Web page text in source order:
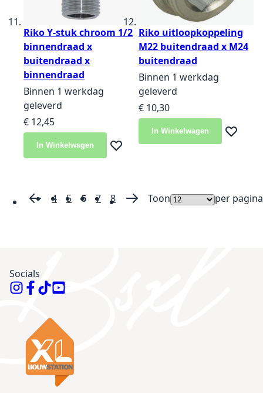
Riko Y-stuk chroom 1/2
binnendraad x
buitendraad x
binnendraad
Binnen 1 werkdag
geleverd
€ 12,45
In Winkelwagen Voeg toe aan verlanglijst
Riko uitloopkoppeling
M22 buitendraad x M24
buitendraad
Binnen 1 werkdag
geleverd
€ 10,30
In Winkelwagen Voeg
PaginaPagina
VorigePagina
4 Pagina
5 U lees momenteel pagina
6 Pagina
7 Pagina
8 Pagina
Volgende
Toon per pagina
Socials